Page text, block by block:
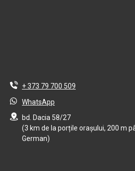
+ 373 79 700 509
WhatsApp
bd. Dacia 58/27
(3 km de la porțile orașului, 200 m
German)